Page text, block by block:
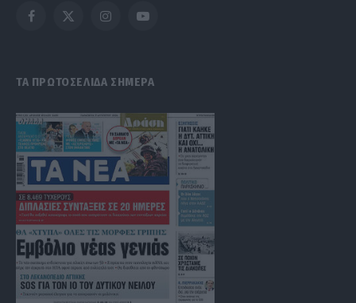
Facebook
X
InstagramYouTube
ΤΑ ΠΡΩΤΟΣΕΛΙΔΑ ΣΗΜΕΡΑ